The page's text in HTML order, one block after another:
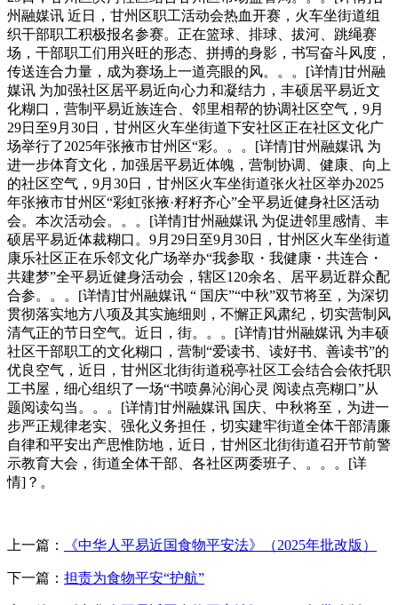
州融媒讯 近日，甘州区职工活动会热血开赛，火车坐街道组
织干部职工积极报名参赛。正在篮球、排球、拔河、跳绳赛
场，干部职工们用兴旺的形态、拼搏的身影，书写奋斗风度，
传送连合力量，成为赛场上一道亮眼的风。。。[详情]甘州融
媒讯 为加强社区居平易近向心力和凝结力，丰硕居平易近文
化糊口，营制平易近族连合、邻里相帮的协调社区空气，9月
29日至9月30日，甘州区火车坐街道下安社区正在社区文化广
场举行了2025年张掖市甘州区“彩。。。[详情]甘州融媒讯 为
进一步体育文化，加强居平易近体魄，营制协调、健康、向上
的社区空气，9月30日，甘州区火车坐街道张火社区举办2025
年张掖市甘州区“彩虹张掖·籽籽齐心”全平易近健身社区活动
会。本次活动会。。。[详情]甘州融媒讯 为促进邻里感情、丰
硕居平易近体裁糊口。9月29日至9月30日，甘州区火车坐街道
康乐社区正在乐邻文化广场举办“我参取・我健康・共连合・
共建梦”全平易近健身活动会，辖区120余名、居平易近群众配
合参。。。[详情]甘州融媒讯 “ 国庆”“中秋”双节将至，为深切
贯彻落实地方八项及其实施细则，不懈正风肃纪，切实营制风
清气正的节日空气。近日，街。。。[详情]甘州融媒讯 为丰硕
社区干部职工的文化糊口，营制“爱读书、读好书、善读书”的
优良空气，近日，甘州区北街街道税亭社区工会结合会依托职
工书屋，细心组织了一场“书喷鼻沁润心灵 阅读点亮糊口”从
题阅读勾当。。。[详情]甘州融媒讯 国庆、中秋将至，为进一
步严正规律老实、强化义务担任，切实建牢街道全体干部清廉
自律和平安出产思惟防地，近日，甘州区北街街道召开节前警
示教育大会，街道全体干部、各社区两委班子、。。。[详
情]？。
上一篇： 《中华人平易近国食物平安法》（2025年批改版）
下一篇： 担责为食物平安“护航”